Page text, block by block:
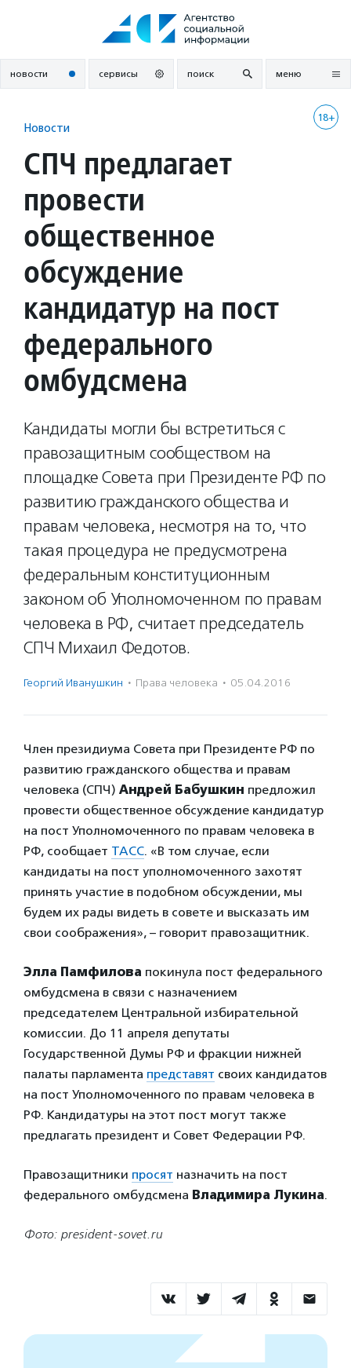
новости сервисы поиск меню
18+
Новости
СПЧ предлагает
провести
общественное
обсуждение
кандидатур на пост
федерального
омбудсмена
Кандидаты могли бы встретиться с
правозащитным сообществом на
площадке Совета при Президенте РФ по
развитию гражданского общества и
правам человека, несмотря на то, что
такая процедура не предусмотрена
федеральным конституционным
законом об Уполномоченном по правам
человека в РФ, считает председатель
СПЧ Михаил Федотов.
Георгий Иванушкин · Права человека · 05.04.2016
Член президиума Совета при Президенте РФ по
развитию гражданского общества и правам
человека (СПЧ) Андрей Бабушкин предложил
провести общественное обсуждение кандидатур
на пост Уполномоченного по правам человека в
РФ, сообщает ТАСС. «В том случае, если
кандидаты на пост уполномоченного захотят
принять участие в подобном обсуждении, мы
будем их рады видеть в совете и высказать им
свои соображения», – говорит правозащитник.
Элла Памфилова покинула пост федерального
омбудсмена в связи с назначением
председателем Центральной избирательной
комиссии. До 11 апреля депутаты
Государственной Думы РФ и фракции нижней
палаты парламента представят своих кандидатов
на пост Уполномоченного по правам человека в
РФ. Кандидатуры на этот пост могут также
предлагать президент и Совет Федерации РФ.
Правозащитники просят назначить на пост
федерального омбудсмена Владимира Лукина.
Фото: president-sovet.ru